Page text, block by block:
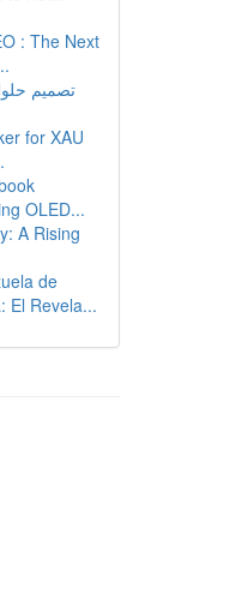
: The Next
تصميم
for XAU
OLED...
A Rising
de
El Revela...